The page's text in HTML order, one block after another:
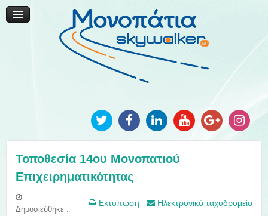
Μονοπάτια Καινοτομίας
Μονοπάτια Τοπικής Ανάπτυξης
Ανακοινώσεις
Φωτογραφίες
Τοποθεσία 14ου Μονοπατιού
Επιχειρηματικότητας
Εκτύπωση Ηλεκτρονικό ταχυδρομείο
Δημοσιεύθηκε :